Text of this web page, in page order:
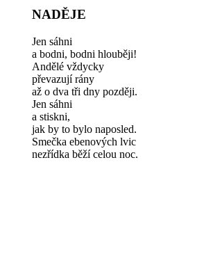
NADĚJE
Jen sáhni
a bodni, bodni hlouběji!
Andělé vždycky
převazují rány
až o dva tři dny později.
Jen sáhni
a stiskni,
jak by to bylo naposled.
Smečka ebenových lvic
nezřídka běží celou noc.